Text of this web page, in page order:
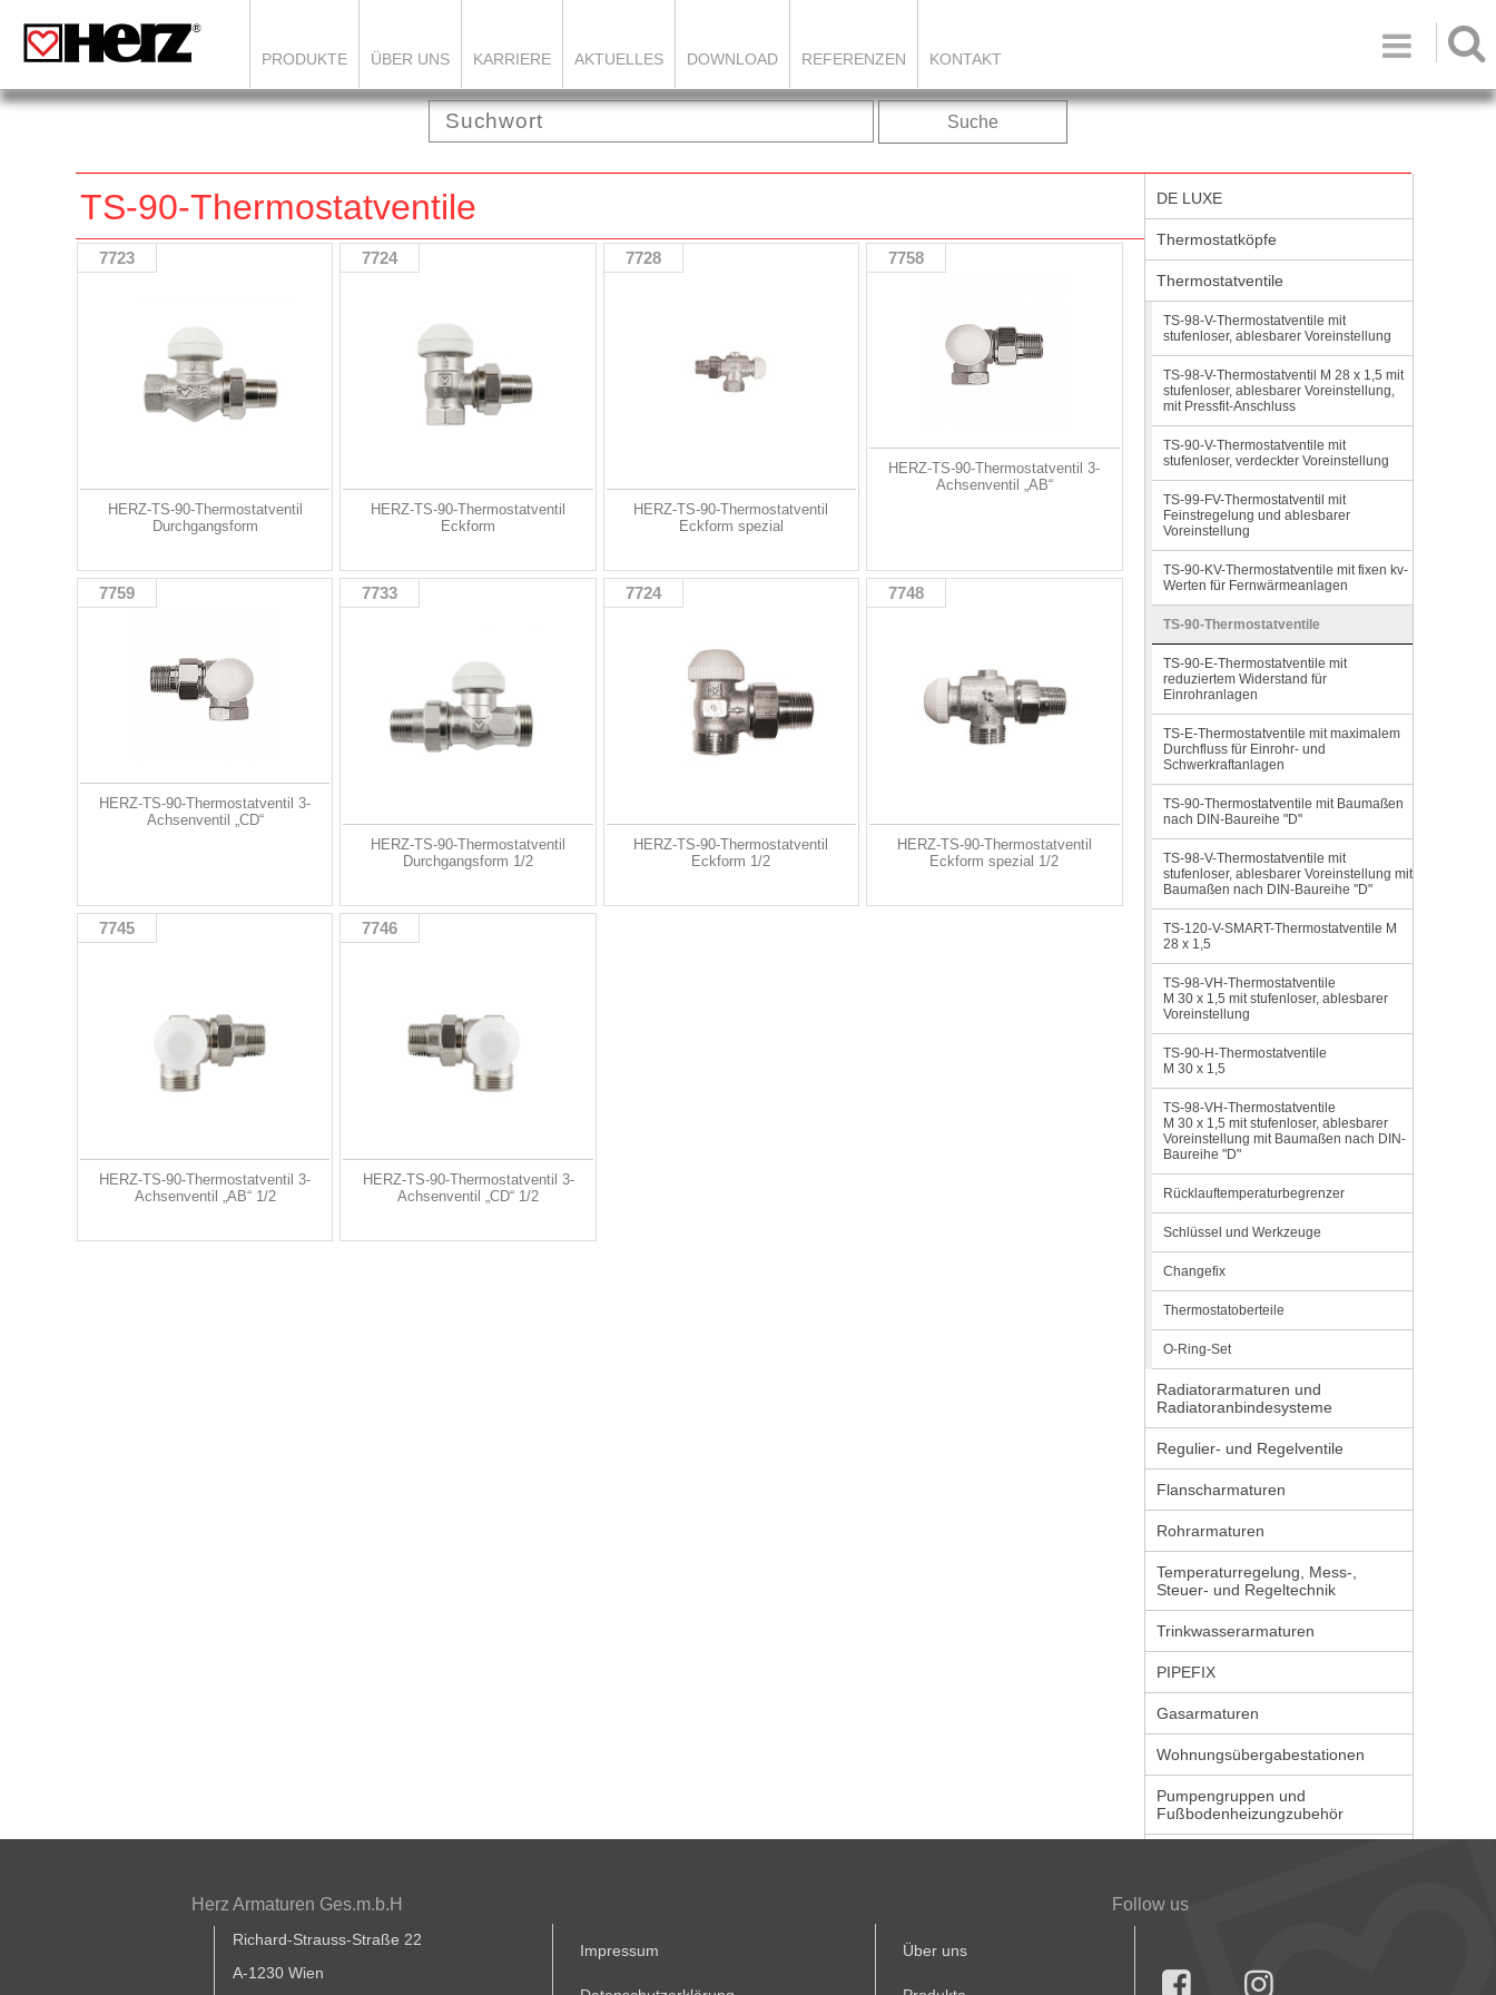

PRODUKTE ÜBER UNS KARRIERE AKTUELLES DOWNLOAD REFERENZEN KONTAKT
Suche
TS-90-Thermostatventile
7723
HERZ-TS-90-Thermostatventil
Durchgangsform
7724
HERZ-TS-90-Thermostatventil
Eckform
7728
HERZ-TS-90-Thermostatventil
Eckform spezial
7758
HERZ-TS-90-Thermostatventil 3-
Achsenventil „AB“
7759
HERZ-TS-90-Thermostatventil 3-
Achsenventil „CD“
7733
HERZ-TS-90-Thermostatventil
Durchgangsform 1/2
7724
HERZ-TS-90-Thermostatventil
Eckform 1/2
7748
HERZ-TS-90-Thermostatventil
Eckform spezial 1/2
7745
HERZ-TS-90-Thermostatventil 3-
Achsenventil „AB“ 1/2
7746
HERZ-TS-90-Thermostatventil 3-
Achsenventil „CD“ 1/2
DE LUXE
Thermostatköpfe
Thermostatventile
TS-98-V-Thermostatventile mit
stufenloser, ablesbarer Voreinstellung
TS-98-V-Thermostatventil M 28 x 1,5 mit
stufenloser, ablesbarer Voreinstellung,
mit Pressfit-Anschluss
TS-90-V-Thermostatventile mit
stufenloser, verdeckter Voreinstellung
TS-99-FV-Thermostatventil mit
Feinstregelung und ablesbarer
Voreinstellung
TS-90-KV-Thermostatventile mit fixen kv-
Werten für Fernwärmeanlagen
TS-90-Thermostatventile
TS-90-E-Thermostatventile mit
reduziertem Widerstand für
Einrohranlagen
TS-E-Thermostatventile mit maximalem
Durchfluss für Einrohr- und
Schwerkraftanlagen
TS-90-Thermostatventile mit Baumaßen
nach DIN-Baureihe "D"
TS-98-V-Thermostatventile mit
stufenloser, ablesbarer Voreinstellung mit
Baumaßen nach DIN-Baureihe "D"
TS-120-V-SMART-Thermostatventile M
28 x 1,5
TS-98-VH-Thermostatventile
M 30 x 1,5 mit stufenloser, ablesbarer
Voreinstellung
TS-90-H-Thermostatventile
M 30 x 1,5
TS-98-VH-Thermostatventile
M 30 x 1,5 mit stufenloser, ablesbarer
Voreinstellung mit Baumaßen nach DIN-
Baureihe "D"
Rücklauftemperaturbegrenzer
Schlüssel und Werkzeuge
Changefix
Thermostatoberteile
O-Ring-Set
Radiatorarmaturen und
Radiatoranbindesysteme
Regulier- und Regelventile
Flanscharmaturen
Rohrarmaturen
Temperaturregelung, Mess-,
Steuer- und Regeltechnik
Trinkwasserarmaturen
PIPEFIX
Gasarmaturen
Wohnungsübergabestationen
Pumpengruppen und
Fußbodenheizungzubehör
Herz Armaturen Ges.m.b.H
Richard-Strauss-Straße 22
A-1230 Wien
Impressum Über uns
Follow us
 